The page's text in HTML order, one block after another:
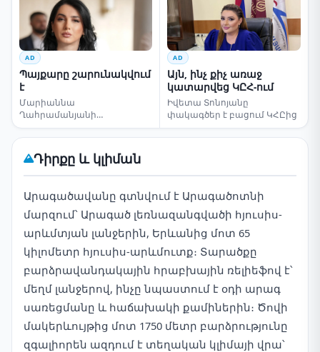
AD
Պայքարը շարունակվում
է
Մարիաննա
Ղահրամանյանի
սենսացիոն կոչը
AD
Այն, ինչ քիչ առաջ
կատարվեց ԿԸՀ-ում
Իվետա Տոնոյանը
փակագծեր է բացում ԿՀԸից
Դիրքը և կլիման
Արագածավանը գտնվում է Արագածոտնի
մարզում՝ Արագած լեռնազանգվածի հյուսիս-
արևմտյան լանջերին, Երևանից մոտ 65
կիլոմետր հյուսիս-արևմուտք։ Տարածքը
բարձրավանդակային հրաբխային ռելիեֆով է՝
մեղմ լանջերով, ինչը նպաստում է օդի արագ
սառեցմանը և հաճախակի քամիներին։ Ծովի
մակերևույթից մոտ 1750 մետր բարձրությունը
զգալիորեն ազդում է տեղական կլիմայի վրա՝